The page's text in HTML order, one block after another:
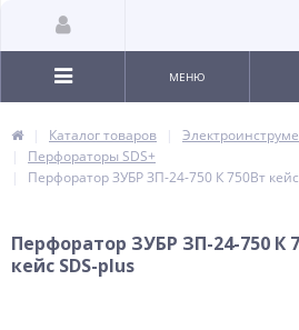
МЕНЮ
Каталог товаров
Перфораторы SDS+
Перфоратор ЗУБР ЗП-24-750 К 750Вт кейс
Перфоратор ЗУБР ЗП-24-750 К
кейс SDS-plus